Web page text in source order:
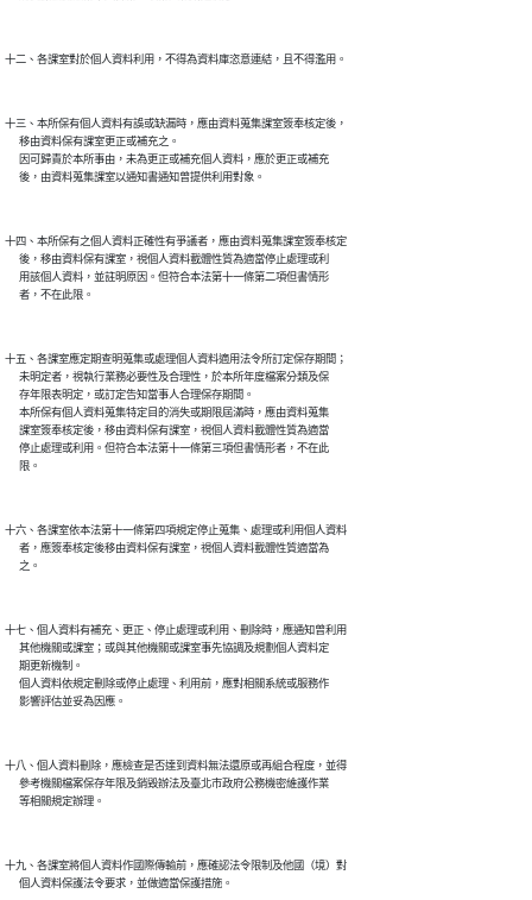
十三、本所保有個人資料有誤或缺漏時，應由資料蒐集課室簽奉核定後，
      移由資料保有課室更正或補充之。
      因可歸責於本所事由，未為更正或補充個人資料，應於更正或補充
十四、本所保有之個人資料正確性有爭議者，應由資料蒐集課室簽奉核定
      後，移由資料保有課室，視個人資料載體性質為適當停止處理或利
      用該個人資料，並註明原因。但符合本法第十一條第二項但書情形
十五、各課室應定期查明蒐集或處理個人資料適用法令所訂定保存期間；
      未明定者，視執行業務必要性及合理性，於本所年度檔案分類及保
      存年限表明定，或訂定告知當事人合理保存期間。
      本所保有個人資料蒐集特定目的消失或期限屆滿時，應由資料蒐集
      課室簽奉核定後，移由資料保有課室，視個人資料載體性質為適當
      停止處理或利用。但符合本法第十一條第三項但書情形者，不在此
十六、各課室依本法第十一條第四項規定停止蒐集、處理或利用個人資料
      者，應簽奉核定後移由資料保有課室，視個人資料載體性質適當為
十七、個人資料有補充、更正、停止處理或利用、刪除時，應通知曾利用
      其他機關或課室；或與其他機關或課室事先協調及規劃個人資料定
      期更新機制。
      個人資料依規定刪除或停止處理、利用前，應對相關系統或服務作
十八、個人資料刪除，應檢查是否達到資料無法還原或再組合程度，並得
      參考機關檔案保存年限及銷毀辦法及臺北市政府公務機密維護作業
十九、各課室將個人資料作國際傳輸前，應確認法令限制及他國（境）對